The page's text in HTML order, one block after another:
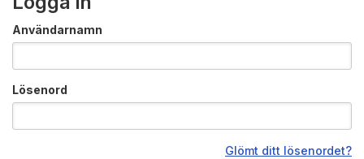
Användarnamn
Lösenord
Glömt ditt lösenordet?